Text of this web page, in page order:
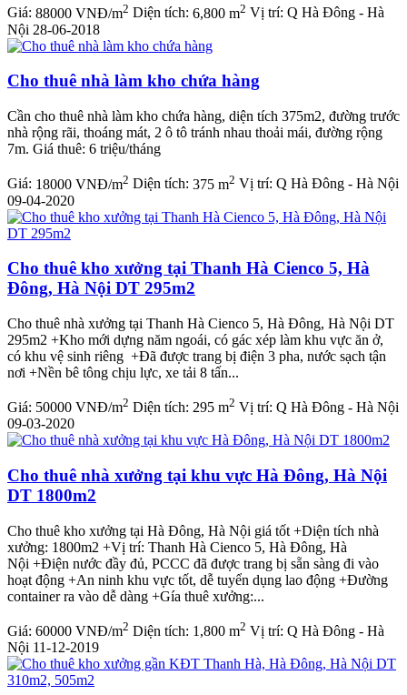
Giá: 88000 VNĐ/m2 Diện tích: 6,800 m2 Vị trí: Q Hà Đông - Hà
Nội 28-06-2018
Cho thuê nhà làm kho chứa hàng
Cần cho thuê nhà làm kho chứa hàng, diện tích 375m2, đường trước
nhà rộng rãi, thoáng mát, 2 ô tô tránh nhau thoải mái, đường rộng
7m. Giá thuê: 6 triệu/tháng
Giá: 18000 VNĐ/m2 Diện tích: 375 m2 Vị trí: Q Hà Đông - Hà Nội
09-04-2020
Cho thuê kho xưởng tại Thanh Hà Cienco 5, Hà
Đông, Hà Nội DT 295m2
Cho thuê nhà xưởng tại Thanh Hà Cienco 5, Hà Đông, Hà Nội DT
295m2 +Kho mới dựng năm ngoái, có gác xép làm khu vực ăn ở,
có khu vệ sinh riêng +Đã được trang bị điện 3 pha, nước sạch tận
nơi +Nền bê tông chịu lực, xe tải 8 tấn...
Giá: 50000 VNĐ/m2 Diện tích: 295 m2 Vị trí: Q Hà Đông - Hà Nội
09-03-2020
Cho thuê nhà xưởng tại khu vực Hà Đông, Hà Nội
DT 1800m2
Cho thuê kho xưởng tại Hà Đông, Hà Nội giá tốt +Diện tích nhà
xưởng: 1800m2 +Vị trí: Thanh Hà Cienco 5, Hà Đông, Hà
Nội +Điện nước đầy đủ, PCCC đã được trang bị sẵn sàng đi vào
hoạt động +An ninh khu vực tốt, dễ tuyển dụng lao động +Đường
container ra vào dễ dàng +Gía thuê xưởng:...
Giá: 60000 VNĐ/m2 Diện tích: 1,800 m2 Vị trí: Q Hà Đông - Hà
Nội 11-12-2019